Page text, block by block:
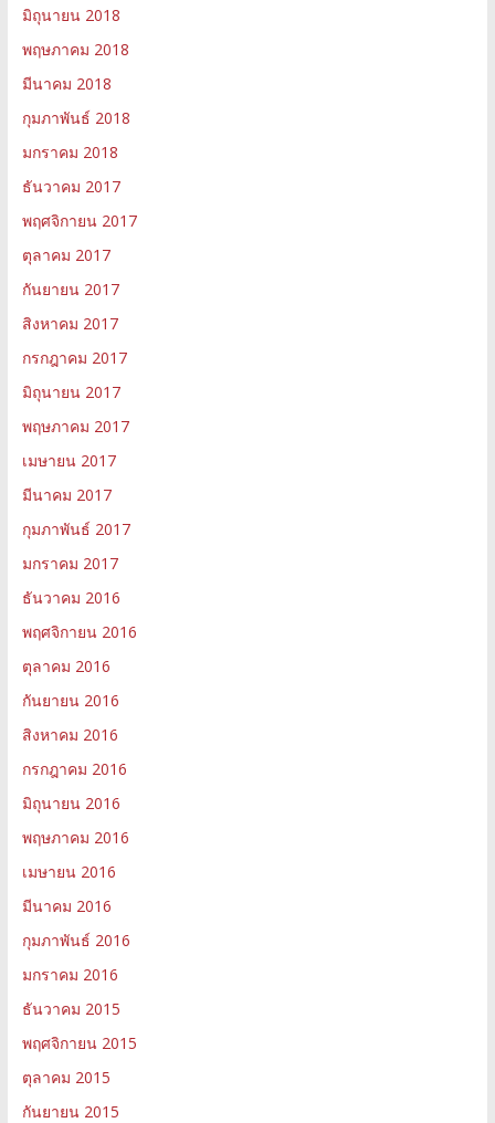
มิถุนายน 2018
พฤษภาคม 2018
มีนาคม 2018
กุมภาพันธ์ 2018
มกราคม 2018
ธันวาคม 2017
พฤศจิกายน 2017
ตุลาคม 2017
กันยายน 2017
สิงหาคม 2017
กรกฎาคม 2017
มิถุนายน 2017
พฤษภาคม 2017
เมษายน 2017
มีนาคม 2017
กุมภาพันธ์ 2017
มกราคม 2017
ธันวาคม 2016
พฤศจิกายน 2016
ตุลาคม 2016
กันยายน 2016
สิงหาคม 2016
กรกฎาคม 2016
มิถุนายน 2016
พฤษภาคม 2016
เมษายน 2016
มีนาคม 2016
กุมภาพันธ์ 2016
มกราคม 2016
ธันวาคม 2015
พฤศจิกายน 2015
ตุลาคม 2015
กันยายน 2015